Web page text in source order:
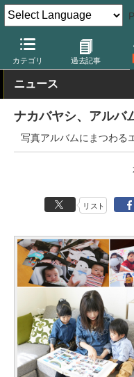
カテゴリ 過去記事
デジカメ Watch 業界動向
ニュース
ナカバヤシ、アルバ
写真アルバムにまつわ
リスト